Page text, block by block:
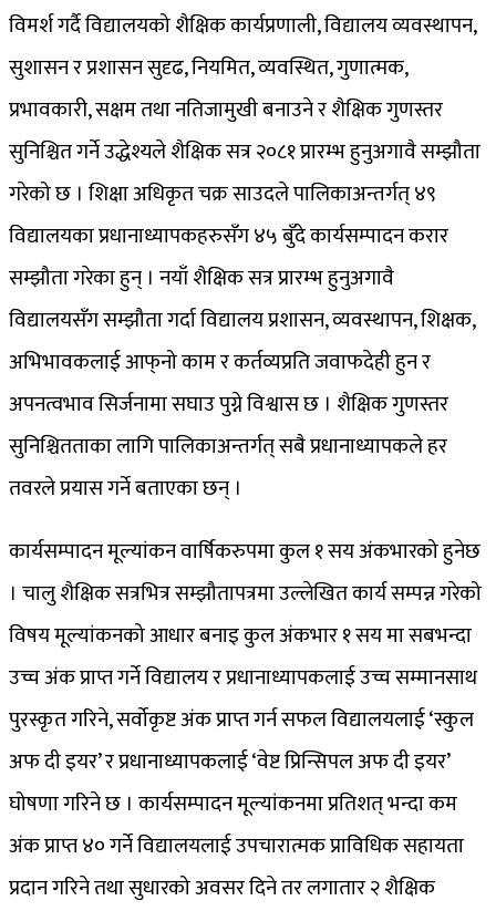
विमर्श गर्दै विद्यालयको शैक्षिक कार्यप्रणाली, विद्यालय व्यवस्थापन,
सुशासन र प्रशासन सुदृढ, नियमित, व्यवस्थित, गुणात्मक,
प्रभावकारी, सक्षम तथा नतिजामुखी बनाउने र शैक्षिक गुणस्तर
सुनिश्चित गर्ने उद्धेश्यले शैक्षिक सत्र २०८१ प्रारम्भ हुनुअगावै सम्झौता
गरेको छ । शिक्षा अधिकृत चक्र साउदले पालिकाअन्तर्गत् ४९
विद्यालयका प्रधानाध्यापकहरुसँग ४५ बुँदे कार्यसम्पादन करार
सम्झौता गरेका हुन् । नयाँ शैक्षिक सत्र प्रारम्भ हुनुअगावै
विद्यालयसँग सम्झौता गर्दा विद्यालय प्रशासन, व्यवस्थापन, शिक्षक,
अभिभावकलाई आफ्‌नो काम र कर्तव्यप्रति जवाफदेही हुन र
अपनत्वभाव सिर्जनामा सघाउ पुग्ने विश्वास छ । शैक्षिक गुणस्तर
सुनिश्चितताका लागि पालिकाअन्तर्गत् सबै प्रधानाध्यापकले हर
तवरले प्रयास गर्ने बताएका छन् ।
कार्यसम्पादन मूल्यांकन वार्षिकरुपमा कुल १ सय अंकभारको हुनेछ
। चालु शैक्षिक सत्रभित्र सम्झौतापत्रमा उल्लेखित कार्य सम्पन्न गरेको
विषय मूल्यांकनको आधार बनाइ कुल अंकभार १ सय मा सबभन्दा
उच्च अंक प्राप्त गर्ने विद्यालय र प्रधानाध्यापकलाई उच्च सम्मानसाथ
पुरस्कृत गरिने, सर्वोकृष्ट अंक प्राप्त गर्न सफल विद्यालयलाई ‘स्कुल
अफ दी इयर’ र प्रधानाध्यापकलाई ‘वेष्ट प्रिन्सिपल अफ दी इयर’
घोषणा गरिने छ । कार्यसम्पादन मूल्यांकनमा प्रतिशत् भन्दा कम
अंक प्राप्त ४० गर्ने विद्यालयलाई उपचारात्मक प्राविधिक सहायता
प्रदान गरिने तथा सुधारको अवसर दिने तर लगातार २ शैक्षिक